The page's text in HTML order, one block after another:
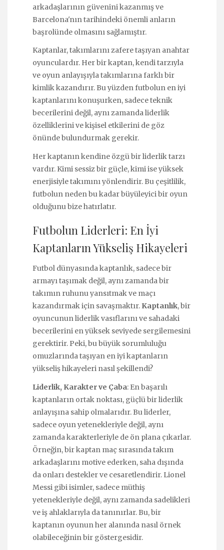
arkadaşlarının güvenini kazanmış ve
Barcelona'nın tarihindeki önemli anların
başrolünde olmasını sağlamıştır.
Kaptanlar, takımlarını zafere taşıyan anahtar
oyunculardır. Her bir kaptan, kendi tarzıyla
ve oyun anlayışıyla takımlarına farklı bir
kimlik kazandırır. Bu yüzden futbolun en iyi
kaptanlarını konuşurken, sadece teknik
becerilerini değil, aynı zamanda liderlik
özelliklerini ve kişisel etkilerini de göz
önünde bulundurmak gerekir.
Her kaptanın kendine özgü bir liderlik tarzı
vardır. Kimi sessiz bir güçle, kimi ise yüksek
enerjisiyle takımını yönlendirir. Bu çeşitlilik,
futbolun neden bu kadar büyüleyici bir oyun
olduğunu bize hatırlatır.
Futbolun Liderleri: En İyi
Kaptanların Yükseliş Hikayeleri
Futbol dünyasında kaptanlık, sadece bir
armayı taşımak değil, aynı zamanda bir
takımın ruhunu yansıtmak ve maçı
kazandırmak için savaşmaktır. Kaptanlık, bir
oyuncunun liderlik vasıflarını ve sahadaki
becerilerini en yüksek seviyede sergilemesini
gerektirir. Peki, bu büyük sorumluluğu
omuzlarında taşıyan en iyi kaptanların
yükseliş hikayeleri nasıl şekillendi?
Liderlik, Karakter ve Çaba: En başarılı
kaptanların ortak noktası, güçlü bir liderlik
anlayışına sahip olmalarıdır. Bu liderler,
sadece oyun yetenekleriyle değil, aynı
zamanda karakterleriyle de ön plana çıkarlar.
Örneğin, bir kaptan maç sırasında takım
arkadaşlarını motive ederken, saha dışında
da onları destekler ve cesaretlendirir. Lionel
Messi gibi isimler, sadece müthiş
yetenekleriyle değil, aynı zamanda sadelikleri
ve iş ahlaklarıyla da tanınırlar. Bu, bir
kaptanın oyunun her alanında nasıl örnek
olabileceğinin bir göstergesidir.